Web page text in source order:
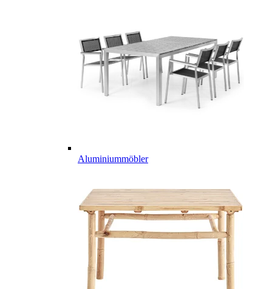
Aluminiummöbler